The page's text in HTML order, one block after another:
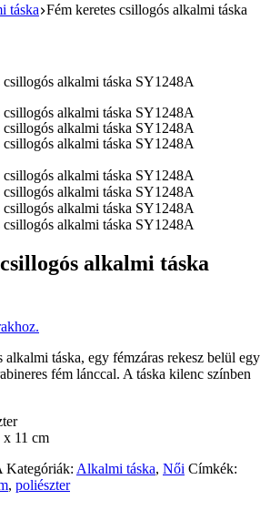
táska Fém keretes csillogós alkalmi táska
alkalmi táska
alkalmi táska, egy fémzáras rekesz belül egy
fém lánccal. A táska kilenc színben
x 11 cm
Kategóriák: Alkalmi táska, Női Címkék:
, poliészter